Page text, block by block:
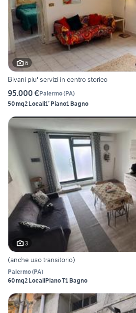
6
Bivani piu' servizi in centro storico
95.000 €Palermo(PA)
50 mq2 Locali1° Piano1 Bagno
3
(anche uso transitorio)
Palermo(PA)
60 mq2 LocaliPiano T1 Bagno